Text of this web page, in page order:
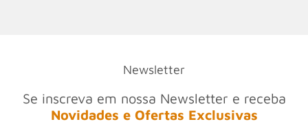
Newsletter
Se inscreva em nossa Newsletter e receba
Novidades e Ofertas Exclusivas